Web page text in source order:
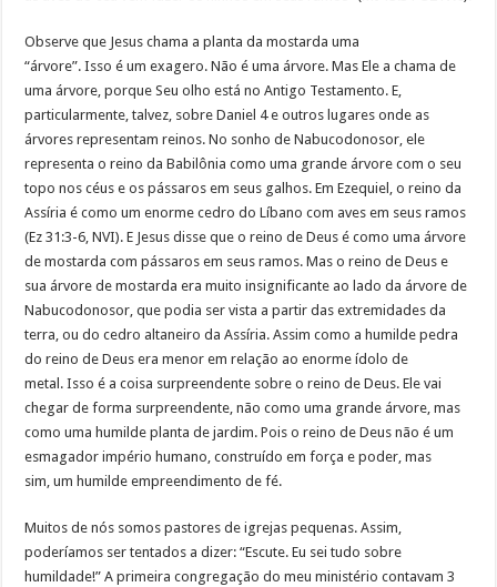
Observe que Jesus chama a planta da mostarda uma
“árvore”. Isso é um exagero. Não é uma árvore. Mas Ele a chama de
uma árvore, porque Seu olho está no Antigo Testamento. E,
particularmente, talvez, sobre Daniel 4 e outros lugares onde as
árvores representam reinos. No sonho de Nabucodonosor, ele
representa o reino da Babilônia como uma grande árvore com o seu
topo nos céus e os pássaros em seus galhos. Em Ezequiel, o reino da
Assíria é como um enorme cedro do Líbano com aves em seus ramos
(Ez 31:3-6, NVI). E Jesus disse que o reino de Deus é como uma árvore
de mostarda com pássaros em seus ramos. Mas o reino de Deus e
sua árvore de mostarda era muito insignificante ao lado da árvore de
Nabucodonosor, que podia ser vista a partir das extremidades da
terra, ou do cedro altaneiro da Assíria. Assim como a humilde pedra
do reino de Deus era menor em relação ao enorme ídolo de
metal. Isso é a coisa surpreendente sobre o reino de Deus. Ele vai
chegar de forma surpreendente, não como uma grande árvore, mas
como uma humilde planta de jardim. Pois o reino de Deus não é um
esmagador império humano, construído em força e poder, mas
sim, um humilde empreendimento de fé.
Muitos de nós somos pastores de igrejas pequenas. Assim,
poderíamos ser tentados a dizer: “Escute. Eu sei tudo sobre
humildade!” A primeira congregação do meu ministério contavam 3